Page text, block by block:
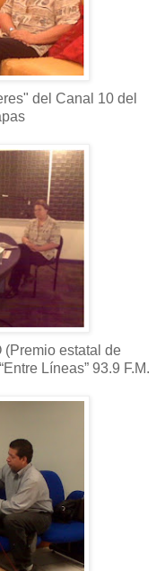
del Canal 10 del
(Premio estatal de
Líneas” 93.9 F.M.